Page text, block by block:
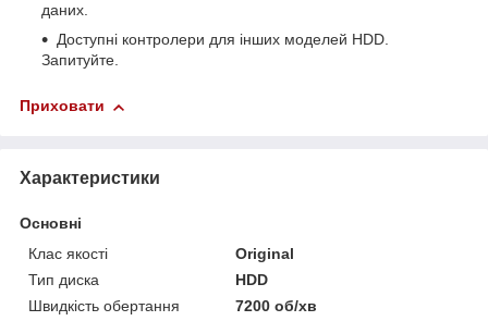
даних.
Доступні контролери для інших моделей HDD.
Запитуйте.
Приховати
Характеристики
Основні
Клас якості
Original
Тип диска
HDD
Швидкість обертання
7200 об/хв